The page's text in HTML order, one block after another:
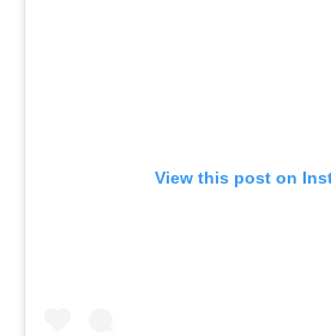
View this post on